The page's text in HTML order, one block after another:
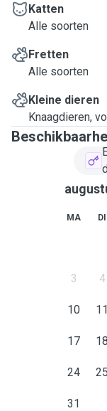
Katten
Alle soorten
Fretten
Alle soorten
Kleine dieren
Knaagdieren,
MA DI
3 4
10 11
17 18
24 25
31